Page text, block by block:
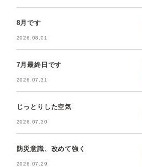
8月です
2026.08.01
7月最終日です
2026.07.31
じっとりした空気
2026.07.30
防災意識、改めて強く
2026.07.29